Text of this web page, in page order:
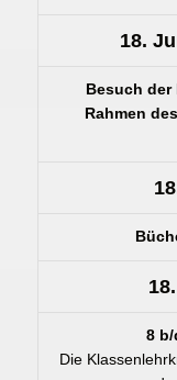
18.
Besuch
Rahmen
8
Die